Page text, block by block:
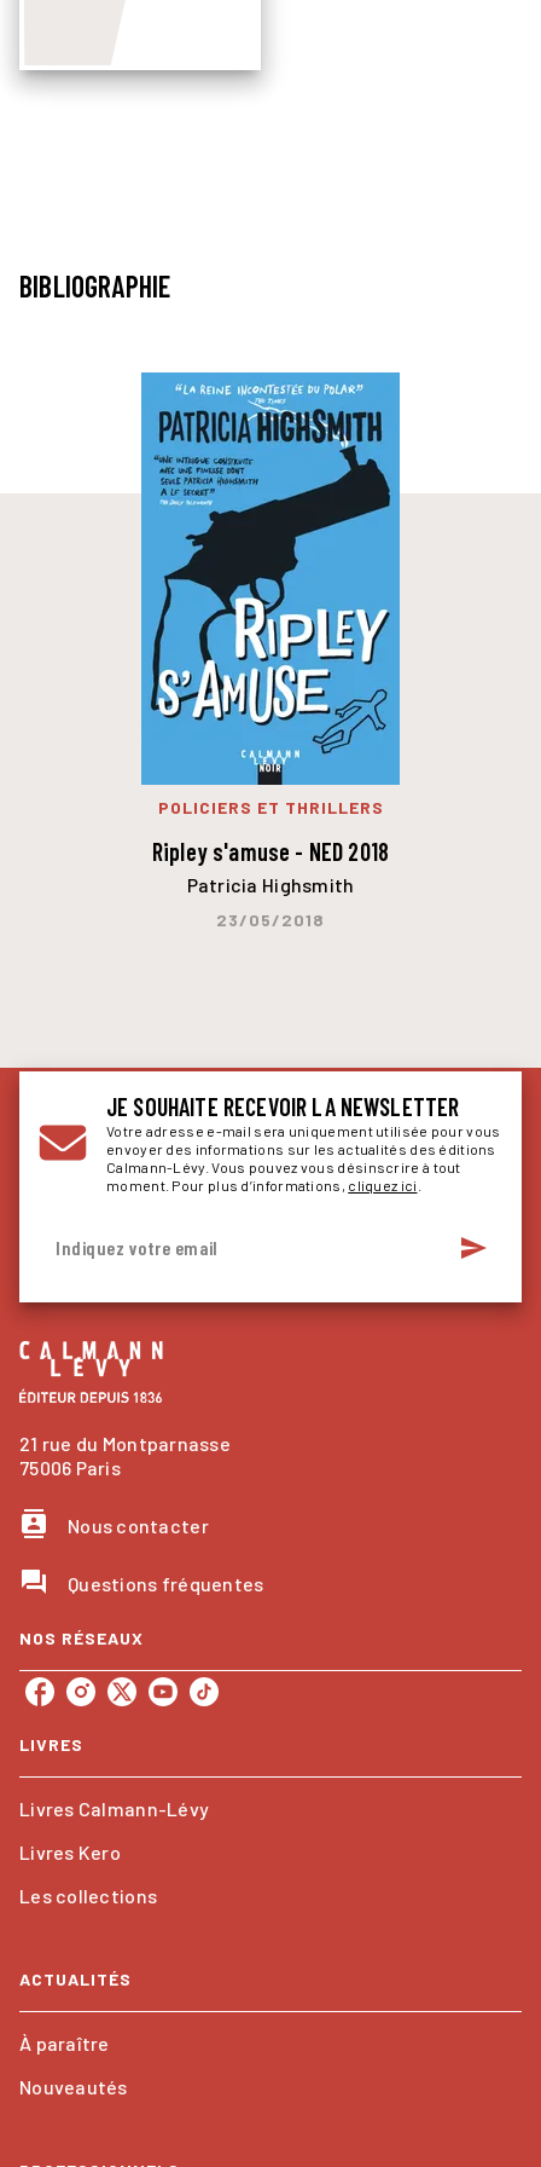
BIBLIOGRAPHIE
POLICIERS ET THRILLERS
Ripley s'amuse - NED 2018
Patricia Highsmith
23/05/2018
JE SOUHAITE RECEVOIR LA NEWSLETTER
Votre adresse e-mail sera uniquement utilisée pour vous
envoyer des informations sur les actualités des éditions
Calmann-Lévy. Vous pouvez vous désinscrire à tout
moment. Pour plus d’informations, cliquez ici
Indiquez votre email send
21 rue du Montparnasse
75006 Paris
contacts Nous contacter
question_answer Questions fréquentes
NOS RÉSEAUX
LIVRES
Livres Calmann-Lévy
Livres Kero
Les collections
ACTUALITÉS
À paraître
Nouveautés